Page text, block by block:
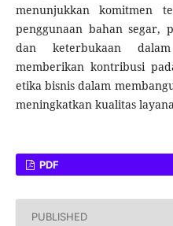
menunjukkan komitmen
penggunaan bahan segar,
dan keterbukaan
memberikan kontribusi
etika bisnis dalam
meningkatkan kualitas
PDF
PUBLISHED